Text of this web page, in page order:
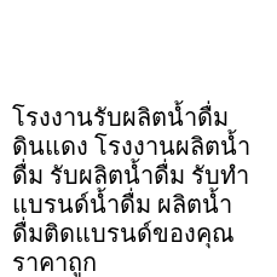
โรงงานรับผลิตน้ำดื่ม
ดินแดง โรงงานผลิตน้ำ
ดื่ม รับผลิตน้ำดื่ม รับทำ
แบรนด์น้ำดื่ม ผลิตน้ำ
ดื่มติดแบรนด์ของคุณ
ราคาถูก